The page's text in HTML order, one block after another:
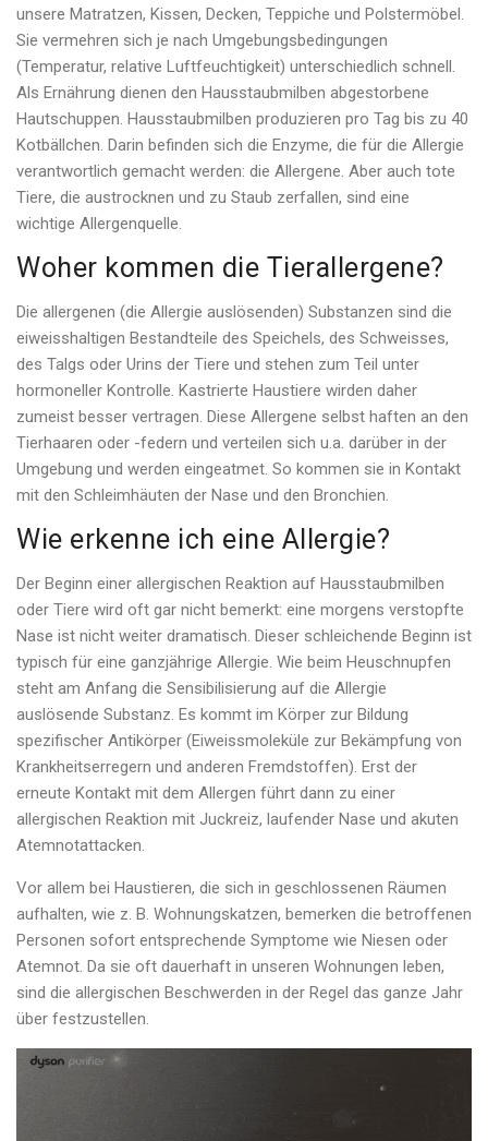
unsere Matratzen, Kissen, Decken, Teppiche und Polstermöbel.
Sie vermehren sich je nach Umgebungsbedingungen
(Temperatur, relative Luftfeuchtigkeit) unterschiedlich schnell.
Als Ernährung dienen den Hausstaubmilben abgestorbene
Hautschuppen. Hausstaubmilben produzieren pro Tag bis zu 40
Kotbällchen. Darin befinden sich die Enzyme, die für die Allergie
verantwortlich gemacht werden: die Allergene. Aber auch tote
Tiere, die austrocknen und zu Staub zerfallen, sind eine
wichtige Allergenquelle.
Woher kommen die Tierallergene?
Die allergenen (die Allergie auslösenden) Substanzen sind die
eiweisshaltigen Bestandteile des Speichels, des Schweisses,
des Talgs oder Urins der Tiere und stehen zum Teil unter
hormoneller Kontrolle. Kastrierte Haustiere wirden daher
zumeist besser vertragen. Diese Allergene selbst haften an den
Tierhaaren oder -federn und verteilen sich u.a. darüber in der
Umgebung und werden eingeatmet. So kommen sie in Kontakt
mit den Schleimhäuten der Nase und den Bronchien.
Wie erkenne ich eine Allergie?
Der Beginn einer allergischen Reaktion auf Hausstaubmilben
oder Tiere wird oft gar nicht bemerkt: eine morgens verstopfte
Nase ist nicht weiter dramatisch. Dieser schleichende Beginn ist
typisch für eine ganzjährige Allergie. Wie beim Heuschnupfen
steht am Anfang die Sensibilisierung auf die Allergie
auslösende Substanz. Es kommt im Körper zur Bildung
spezifischer Antikörper (Eiweissmoleküle zur Bekämpfung von
Krankheitserregern und anderen Fremdstoffen). Erst der
erneute Kontakt mit dem Allergen führt dann zu einer
allergischen Reaktion mit Juckreiz, laufender Nase und akuten
Atemnotattacken.
Vor allem bei Haustieren, die sich in geschlossenen Räumen
aufhalten, wie z. B. Wohnungskatzen, bemerken die betroffenen
Personen sofort entsprechende Symptome wie Niesen oder
Atemnot. Da sie oft dauerhaft in unseren Wohnungen leben,
sind die allergischen Beschwerden in der Regel das ganze Jahr
über festzustellen.